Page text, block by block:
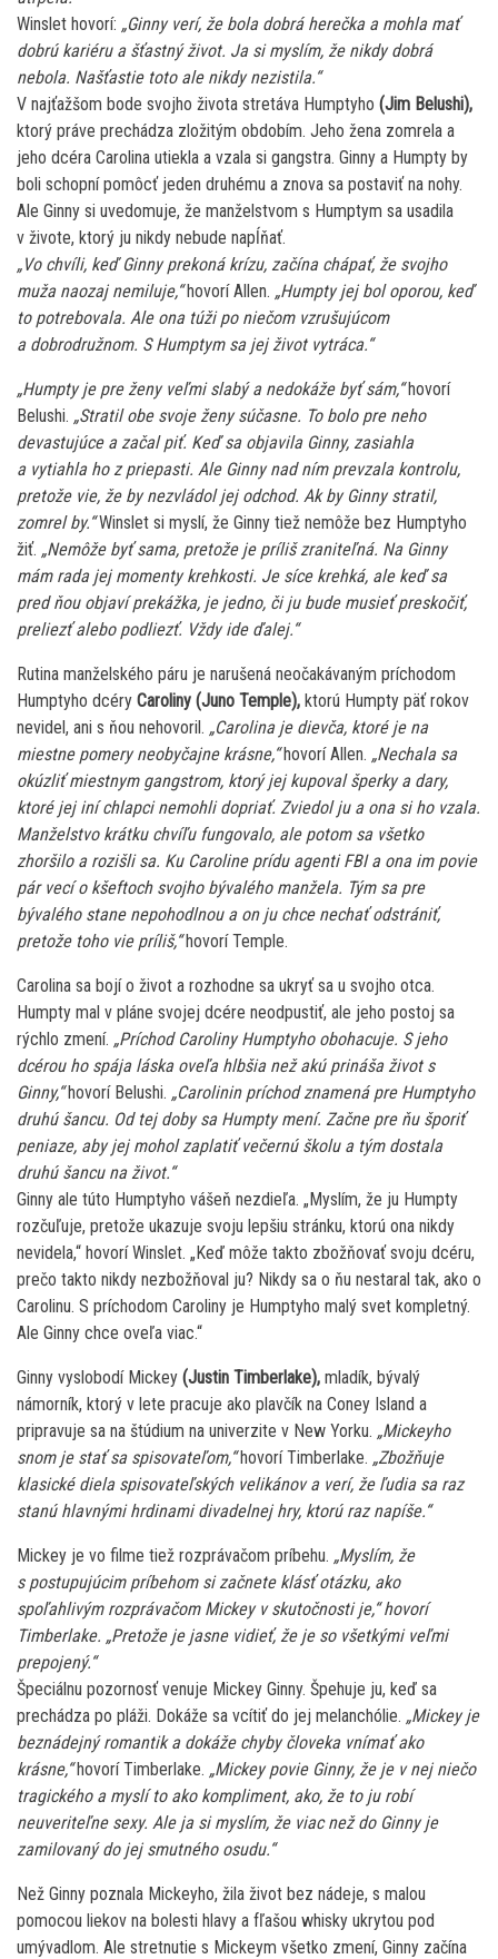
Winslet hovorí: „Ginny verí, že bola dobrá herečka a mohla mať
dobrú kariéru a šťastný život. Ja si myslím, že nikdy dobrá
nebola. Našťastie toto ale nikdy nezistila.“
V najťažšom bode svojho života stretáva Humptyho (Jim Belushi),
ktorý práve prechádza zložitým obdobím. Jeho žena zomrela a
jeho dcéra Carolina utiekla a vzala si gangstra. Ginny a Humpty by
boli schopní pomôcť jeden druhému a znova sa postaviť na nohy.
Ale Ginny si uvedomuje, že manželstvom s Humptym sa usadila
v živote, ktorý ju nikdy nebude napĺňať.
„Vo chvíli, keď Ginny prekoná krízu, začína chápať, že svojho
muža naozaj nemiluje,“hovorí Allen. „Humpty jej bol oporou, keď
to potrebovala. Ale ona túži po niečom vzrušujúcom
a dobrodružnom. S Humptym sa jej život vytráca.“
„Humpty je pre ženy veľmi slabý a nedokáže byť sám,“hovorí
Belushi. „Stratil obe svoje ženy súčasne. To bolo pre neho
devastujúce a začal piť. Keď sa objavila Ginny, zasiahla
a vytiahla ho z priepasti. Ale Ginny nad ním prevzala kontrolu,
pretože vie, že by nezvládol jej odchod. Ak by Ginny stratil,
zomrel by.“Winslet si myslí, že Ginny tiež nemôže bez Humptyho
žiť. „Nemôže byť sama, pretože je príliš zraniteľná. Na Ginny
mám rada jej momenty krehkosti. Je síce krehká, ale keď sa
pred ňou objaví prekážka, je jedno, či ju bude musieť preskočiť,
preliezť alebo podliezť. Vždy ide ďalej.“
Rutina manželského páru je narušená neočakávaným príchodom
Humptyho dcéry Caroliny (Juno Temple), ktorú Humpty päť rokov
nevidel, ani s ňou nehovoril. „Carolina je dievča, ktoré je na
miestne pomery neobyčajne krásne,“hovorí Allen. „Nechala sa
okúzliť miestnym gangstrom, ktorý jej kupoval šperky a dary,
ktoré jej iní chlapci nemohli dopriať. Zviedol ju a ona si ho vzala.
Manželstvo krátku chvíľu fungovalo, ale potom sa všetko
zhoršilo a rozišli sa. Ku Caroline prídu agenti FBI a ona im povie
pár vecí o kšeftoch svojho bývalého manžela. Tým sa pre
bývalého stane nepohodlnou a on ju chce nechať odstrániť,
pretože toho vie príliš,“hovorí Temple.
Carolina sa bojí o život a rozhodne sa ukryť sa u svojho otca.
Humpty mal v pláne svojej dcére neodpustiť, ale jeho postoj sa
rýchlo zmení. „Príchod Caroliny Humptyho obohacuje. S jeho
dcérou ho spája láska oveľa hlbšia než akú prináša život s
Ginny,“hovorí Belushi. „Carolinin príchod znamená pre Humptyho
druhú šancu. Od tej doby sa Humpty mení. Začne pre ňu šporiť
peniaze, aby jej mohol zaplatiť večernú školu a tým dostala
druhú šancu na život.“
Ginny ale túto Humptyho vášeň nezdieľa. „Myslím, že ju Humpty
rozčuľuje, pretože ukazuje svoju lepšiu stránku, ktorú ona nikdy
nevidela,“ hovorí Winslet. „Keď môže takto zbožňovať svoju dcéru,
prečo takto nikdy nezbožňoval ju? Nikdy sa o ňu nestaral tak, ako o
Carolinu. S príchodom Caroliny je Humptyho malý svet kompletný.
Ale Ginny chce oveľa viac.“
Ginny vyslobodí Mickey (Justin Timberlake), mladík, bývalý
námorník, ktorý v lete pracuje ako plavčík na Coney Island a
pripravuje sa na štúdium na univerzite v New Yorku. „Mickeyho
snom je stať sa spisovateľom,“hovorí Timberlake. „Zbožňuje
klasické diela spisovateľských velikánov a verí, že ľudia sa raz
stanú hlavnými hrdinami divadelnej hry, ktorú raz napíše.“
Mickey je vo filme tiež rozprávačom príbehu. „Myslím, že
s postupujúcim príbehom si začnete klásť otázku, ako
spoľahlivým rozprávačom Mickey v skutočnosti je,“ hovorí
Timberlake. „Pretože je jasne vidieť, že je so všetkými veľmi
prepojený.“
Špeciálnu pozornosť venuje Mickey Ginny. Špehuje ju, keď sa
prechádza po pláži. Dokáže sa vcítiť do jej melanchólie. „Mickey je
beznádejný romantik a dokáže chyby človeka vnímať ako
krásne,“hovorí Timberlake. „Mickey povie Ginny, že je v nej niečo
tragického a myslí to ako kompliment, ako, že to ju robí
neuveriteľne sexy. Ale ja si myslím, že viac než do Ginny je
zamilovaný do jej smutného osudu.“
Než Ginny poznala Mickeyho, žila život bez nádeje, s malou
pomocou liekov na bolesti hlavy a fľašou whisky ukrytou pod
umývadlom. Ale stretnutie s Mickeym všetko zmení, Ginny začína